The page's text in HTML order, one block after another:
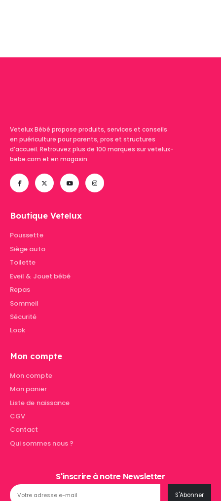
Vetelux Bébé propose produits, services et conseils
en puériculture pour parents, pros et structures
d’accueil. Retrouvez plus de 100 marques sur vetelux-
bebe.com et en magasin.
Boutique Vetelux
Poussette
Siège auto
Toilette
Eveil & Jouet bébé
Repas
Sommeil
Sécurité
Look
Mon compte
Mon compte
Mon panier
Liste de naissance
CGV
Contact
Qui sommes nous ?
S'inscrire à notre Newsletter